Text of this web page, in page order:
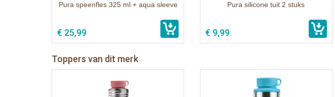
Pura speenfles 325 ml + aqua sleeve
€ 25,99
Pura silicone tuit 2 stuks
€ 9,99
Toppers van dit merk